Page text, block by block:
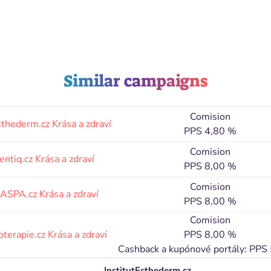
Similar campaigns
Krása a zdraví
Comision
PPS 4,80 %
Krása a zdraví
Comision
PPS 8,00 %
Krása a zdraví
Comision
PPS 8,00 %
Krása a zdraví
Comision
PPS 8,00 %
Cashback a kupónové portály: